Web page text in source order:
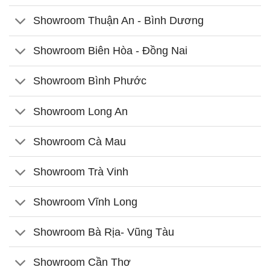
Showroom Thuận An - Bình Dương
Showroom Biên Hòa - Đồng Nai
Showroom Bình Phước
Showroom Long An
Showroom Cà Mau
Showroom Trà Vinh
Showroom Vĩnh Long
Showroom Bà Rịa- Vũng Tàu
Showroom Cần Thơ